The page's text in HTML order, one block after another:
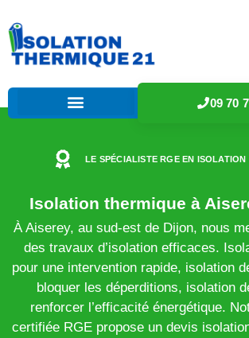
09 70
LE SPÉCIALISTE RGE EN ISOLATION
Isolation thermique à
À Aiserey, au sud-est de Dijon, nous
des travaux d’isolation efficaces.
pour une intervention rapide, isolation
bloquer les déperditions, isolation
renforcer l’efficacité énergétique.
certifiée RGE propose un devis